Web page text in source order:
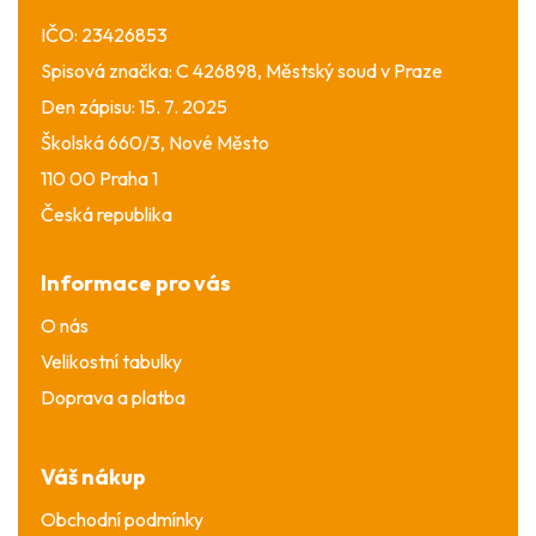
IČO: 23426853
Spisová značka: C 426898, Městský soud v Praze
Den zápisu: 15. 7. 2025
Školská 660/3, Nové Město
110 00 Praha 1
Česká republika
Informace pro vás
O nás
Velikostní tabulky
Doprava a platba
Váš nákup
Obchodní podmínky